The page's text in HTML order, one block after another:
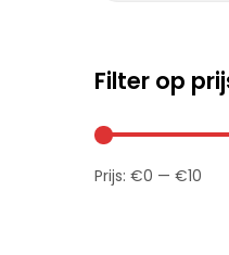
Filter op
Prijs: €0 — €10